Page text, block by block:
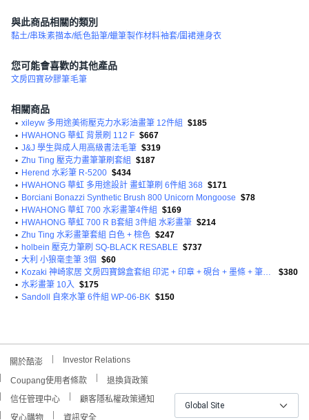
與此商品相關的類別
黏土/串珠素描本/紙色鉛筆/蠟筆製作材料袖套/圍裙連身衣
您可能會喜歡的其他產品
文房四寶矽膠筆毛筆
相關商品
• xileyw 多用途美術壓克力水彩油畫筆 12件組
$185
• HWAHONG 華虹 背景刷 112 F $667
• J&J 學生與成人用高級書法毛筆 $319
• Zhu Ting 壓克力畫筆筆刷套組
$187
• Herend 水彩筆 R-5200 $434
• HWAHONG 華虹 多用途設計 畫虹筆刷 6件組 368 $171
• Borciani Bonazzi Synthetic Brush 800 Unicorn Mongoose $78
• HWAHONG 華虹 700 水彩畫筆4件組
$169
• HWAHONG 華虹 700 R B套組 3件組 水彩畫筆 $214
• Zhu Ting 水彩畫筆套組 白色 + 棕色 $247
• holbein 壓克力筆刷 SQ-BLACK RESABLE $737
• 大利 小狼毫圭筆 3個 $60
•
Kozaki 神崎家居 文房四寶錦盒套組 印泥 + 印章 + 硯台 + 墨條 + 筆擱 + 筆洗 + 加健大白雲 4支 + 錦盒
$380
• 水彩畫筆 10入 $175
• Sandoll 自來水筆 6件組 WP-06-BK $150
關於酷澎 Investor Relations
Coupang使用者條款
退換貨政策
信任管理中心
顧客隱私權政策通知
安心購物
資訊安全
Global Site